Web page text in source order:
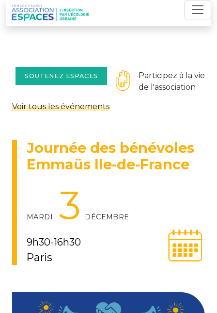
Skip
to
content
SOUTENEZ ESPACES
Participez à la vie
de l'association
Voir tous les événements
Journée des bénévoles
Emmaüs Ile-de-France
MARDI 3 DÉCEMBRE
9h30-16h30
Paris